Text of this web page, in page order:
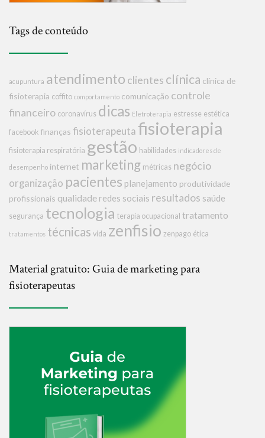
Tags de conteúdo
acupuntura atendimento clientes clínica clínica de
fisioterapia coffito comportamento comunicação controle
financeiro coronavírus dicas Eletroterapia estresse estética
facebook finanças fisioterapeuta fisioterapia
fisioterapia respiratória gestão habilidades indicadores de
desempenho internet marketing métricas negócio
organização pacientes planejamento produtividade
profissionais qualidade redes sociais resultados saúde
segurança tecnologia terapia ocupacional tratamento
tratamentos técnicas vida zenfisio zenpago ética
Material gratuito: Guia de marketing para
fisioterapeutas